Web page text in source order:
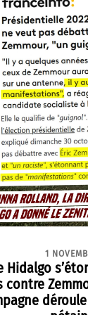
1
Hidalgo
contre